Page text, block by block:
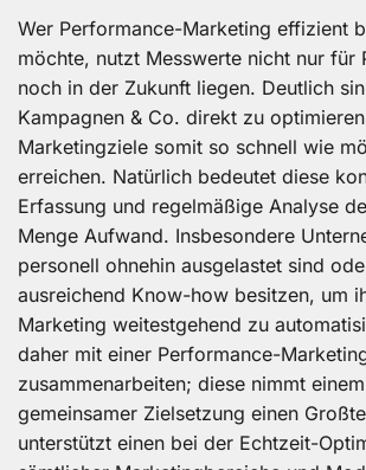
Wer Performance-Marketing effizient
möchte, nutzt Messwerte nicht nur für
noch in der Zukunft liegen. Deutlich
Kampagnen & Co. direkt zu
Marketingziele somit so schnell wie
erreichen. Natürlich bedeutet diese
Erfassung und regelmäßige Analyse
Menge Aufwand. Insbesondere
personell ohnehin ausgelastet sind
ausreichend Know-how besitzen, um
Marketing weitestgehend zu
daher mit einer Performance-
zusammenarbeiten; diese nimmt
gemeinsamer Zielsetzung einen
unterstützt einen bei der Echtzeit-